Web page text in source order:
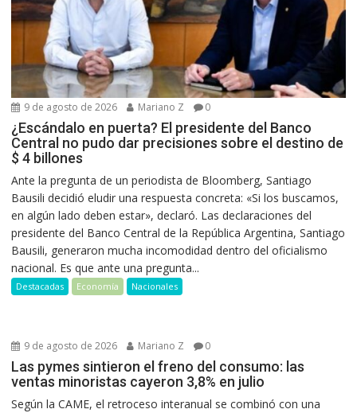
9 de agosto de 2026 Mariano Z 0
¿Escándalo en puerta? El presidente del Banco
Central no pudo dar precisiones sobre el destino de
$ 4 billones
Ante la pregunta de un periodista de Bloomberg, Santiago
Bausili decidió eludir una respuesta concreta: «Si los buscamos,
en algún lado deben estar», declaró. Las declaraciones del
presidente del Banco Central de la República Argentina, Santiago
Bausili, generaron mucha incomodidad dentro del oficialismo
nacional. Es que ante una pregunta...
Destacadas Economía Nacionales
9 de agosto de 2026 Mariano Z 0
Las pymes sintieron el freno del consumo: las
ventas minoristas cayeron 3,8% en julio
Según la CAME, el retroceso interanual se combinó con una